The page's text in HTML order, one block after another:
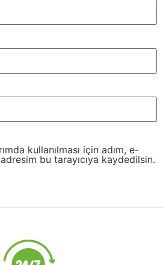
kullanılması için adım, e-
bu tarayıcıya kaydedilsin.